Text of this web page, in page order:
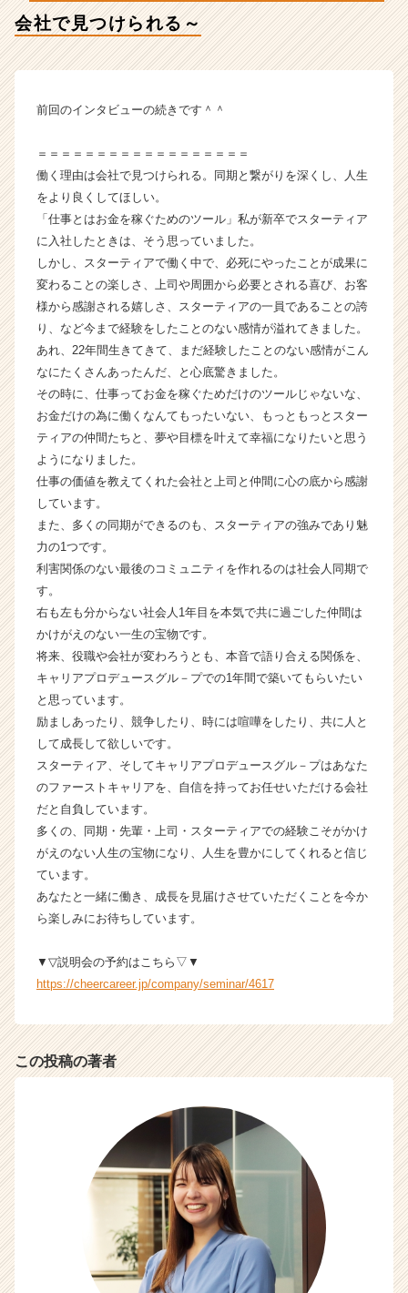
テ
ア
式
タ
イ
ム
ラ
イ
ン】
ベ
ン
チ
ャ
ー・
成
長
か
ス
ウ
が
届
く
就
活
イ
ト
ア
キ
リ
ア
h
e
C
a
e
会社で見つけられる～
前回のインタビューの続きです＾＾
＝＝＝＝＝＝＝＝＝＝＝＝＝＝＝＝＝＝
働く理由は会社で見つけられる。同期と繋がりを深くし、人生
をより良くしてほしい。
「仕事とはお金を稼ぐためのツール」私が新卒でスターティア
に入社したときは、そう思っていました。
しかし、スターティアで働く中で、必死にやったことが成果に
変わることの楽しさ、上司や周囲から必要とされる喜び、お客
様から感謝される嬉しさ、スターティアの一員であることの誇
り、など今まで経験をしたことのない感情が溢れてきました。
あれ、22年間生きてきて、まだ経験したことのない感情がこん
なにたくさんあったんだ、と心底驚きました。
その時に、仕事ってお金を稼ぐためだけのツールじゃないな、
お金だけの為に働くなんてもったいない、もっともっとスター
ティアの仲間たちと、夢や目標を叶えて幸福になりたいと思う
ようになりました。
仕事の価値を教えてくれた会社と上司と仲間に心の底から感謝
しています。
また、多くの同期ができるのも、スターティアの強みであり魅
力の1つです。
利害関係のない最後のコミュニティを作れるのは社会人同期で
す。
右も左も分からない社会人1年目を本気で共に過ごした仲間は
かけがえのない一生の宝物です。
将来、役職や会社が変わろうとも、本音で語り合える関係を、
キャリアプロデュースグル－プでの1年間で築いてもらいたい
と思っています。
励ましあったり、競争したり、時には喧嘩をしたり、共に人と
して成長して欲しいです。
スターティア、そしてキャリアプロデュースグル－プはあなた
のファーストキャリアを、自信を持ってお任せいただける会社
だと自負しています。
多くの、同期・先輩・上司・スターティアでの経験こそがかけ
がえのない人生の宝物になり、人生を豊かにしてくれると信じ
ています。
あなたと一緒に働き、成長を見届けさせていただくことを今か
ら楽しみにお待ちしています。
▼▽説明会の予約はこちら▽▼
https://cheercareer.jp/company/seminar/4617
この投稿の著者